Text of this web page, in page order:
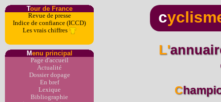
Tour de France
Revue de presse
Indice de confiance (ICCD)
Les vrais chiffres
Menu principal
Page d'accueil
Actualité
Dossier dopage
En bref
Lexique
Bibliographie
c
L'annuaire du dopage par